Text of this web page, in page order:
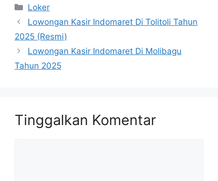
Kategori
Loker
Lowongan Kasir Indomaret Di Tolitoli Tahun
2025 (Resmi)
Lowongan Kasir Indomaret Di Molibagu
Tahun 2025
Tinggalkan Komentar